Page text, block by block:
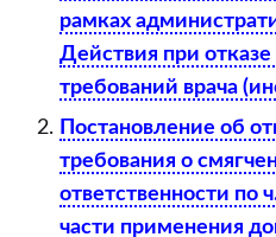
рамках
Действия при
требований врача
Постановление об
требования о
ответственности по
части применения